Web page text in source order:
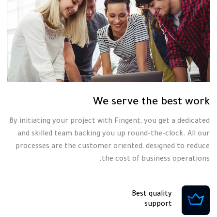
We serve the best work
By initiating your project with Fingent, you get a dedicated
and skilled team backing you up round-the-clock. All our
processes are the customer oriented, designed to reduce
the cost of business operations.
Best quality
support